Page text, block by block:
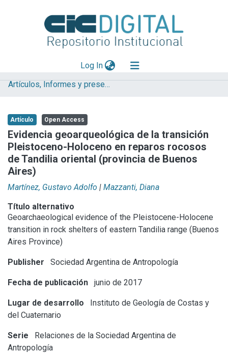
Log In(current)
Explorar
Aportar material
Statistics
Artículos, Informes y presentaciones en Congresos
Artículo Open Access
Evidencia geoarqueológica de la transición
Pleistoceno-Holoceno en reparos rocosos
de Tandilia oriental (provincia de Buenos
Aires)
Martínez, Gustavo Adolfo | Mazzanti, Diana
Título alternativo
Geoarchaeological evidence of the Pleistocene-Holocene
transition in rock shelters of eastern Tandilia range (Buenos
Aires Province)
Publisher Sociedad Argentina de Antropología
Fecha de publicación junio de 2017
Lugar de desarrollo
Instituto de Geología de Costas y
del Cuaternario
Serie
Relaciones de la Sociedad Argentina de
Antropología